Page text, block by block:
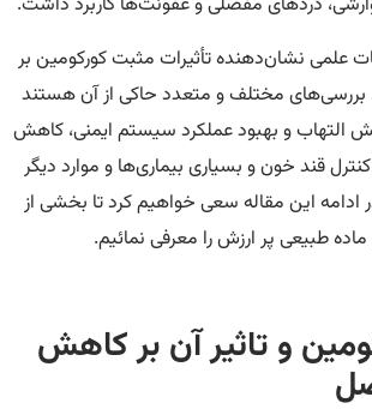
علمی نشان‌دهنده تأثیرات مثبت کورکومین بر
مختلف و متعدد حاکی از آن هستند
التهاب و بهبود عملکرد سیستم ایمنی، کاهش
قند خون و بسیاری بیماری‌ها و موارد دیگر
ادامه این مقاله سعی خواهیم کرد تا بخشی از
طبیعی پر ارزش را معرفی نمائیم.
و تاثیر آن بر کاهش